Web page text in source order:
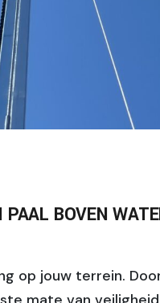
BOVEN
op jouw terrein.